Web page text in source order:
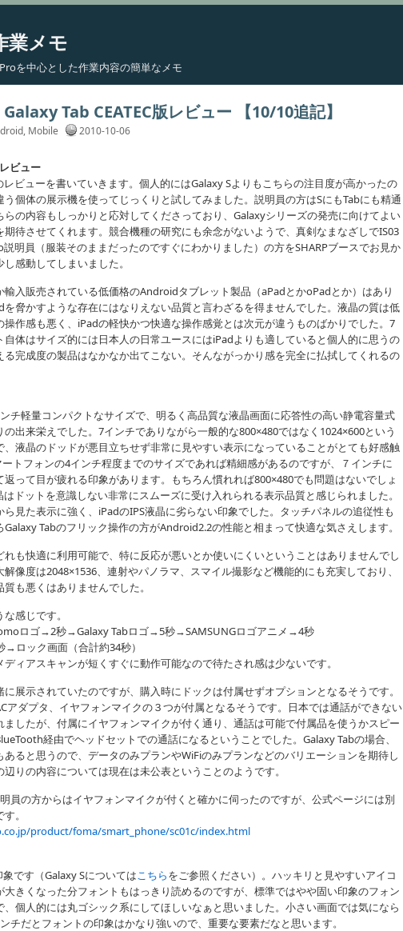
業メモ
を中心とした作業内容の簡単なメモ
Tab CEATEC版レビュー 【10/10追記】
, Mobile 2010-10-06
ビュー
ビューを書いていきます。個人的にはGalaxy Sよりもこちらの注目度が高かったの
個体の展示機を使ってじっくりと試してみました。説明員の方はSにもTabにも精通
らの内容もしっかりと応対してくださっており、Galaxyシリーズの発売に向けてよい
待させてくれます。競合機種の研究にも余念がないようで、真剣なまなざしでIS03
明員（服装そのままだったのですぐにわかりました）の方をSHARPブースでお見か
感動してしまいました。
入販売されている低価格のAndroidタブレット製品（aPadとかoPadとか）はあり
を脅かすような存在にはなりえない品質と言わざるを得ませんでした。液晶の質は低
操作感も悪く、iPadの軽快かつ快適な操作感覚とは次元が違うものばかりでした。7
自体はサイズ的には日本人の日常ユースにはiPadよりも適していると個人的に思うの
完成度の製品はなかなか出てこない。そんながっかり感を完全に払拭してくれるの
チ軽量コンパクトなサイズで、明るく高品質な液晶画面に応答性の高い静電容量式
出来栄えでした。7インチでありながら一般的な800×480ではなく1024×600という
液晶のドッドが悪目立ちせず非常に見やすい表示になっていることがとても好感触
トフォンの4インチ程度までのサイズであれば精細感があるのですが、７インチに
って目が疲れる印象があります。もちろん慣れれば800×480でも問題はないでしょ
はドットを意識しない非常にスムーズに受け入れられる表示品質と感じられました。
見た表示に強く、iPadのIPS液晶に劣らない印象でした。タッチパネルの追従性も
Tabのフリック操作の方がAndroid2.2の性能と相まって快適な気さえします。
も快適に利用可能で、特に反応が悪いとか使いにくいということはありませんでし
像度は2048×1536、連射やパノラマ、スマイル撮影など機能的にも充実しており、
も悪くはありませんでした。
感じです。
ロゴ→2秒→Galaxy Tabロゴ→5秒→SAMSUNGロゴアニメ→4秒
ック画面（合計約34秒）
ィアスキャンが短くすぐに動作可能なので待たされ感は少ないです。
展示されていたのですが、購入時にドックは付属せずオプションとなるそうです。
アダプタ、イヤフォンマイクの３つが付属となるそうです。日本では通話ができない
したが、付属にイヤフォンマイクが付く通り、通話は可能で付属品を使うかスピー
経由でヘッドセットでの通話になるということでした。Galaxy Tabの場合、
ると思うので、データのみプランやWiFiのみプランなどのバリエーションを期待し
りの内容については現在は未公表ということのようです。
員の方からはイヤフォンマイクが付くと確かに伺ったのですが、公式ページには別
。
product/foma/smart_phone/sc01c/index.html
です（Galaxy Sについてはこちらをご参照ください）。ハッキリと見やすいアイコ
大きくなった分フォントもはっきり読めるのですが、標準ではやや固い印象のフォン
、個人的には丸ゴシック系にしてほしいなぁと思いました。小さい画面では気になら
チだとフォントの印象はかなり強いので、重要な要素だなと思います。